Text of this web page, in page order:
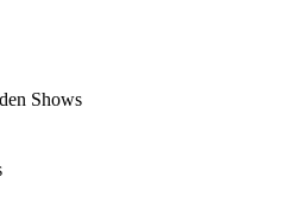
Shows